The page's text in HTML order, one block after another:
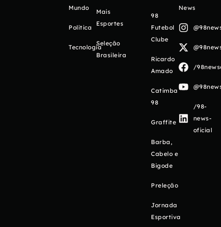
Mundo
Política
Tecnologia
Mais
Esportes
Seleção
Brasileira
98
Futebol
Clube
Ricardo
Amado
Catimba
98
Graffite
Barba,
Cabelo e
Bigode
Preleção
Jornada
Esportiva
News
/
/98-
news-
oficial